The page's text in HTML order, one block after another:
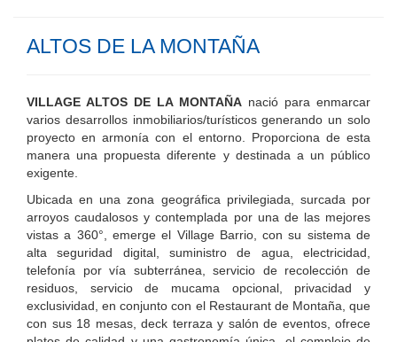
ALTOS DE LA MONTAÑA
VILLAGE ALTOS DE LA MONTAÑA nació para enmarcar
varios desarrollos inmobiliarios/turísticos generando un solo
proyecto en armonía con el entorno. Proporciona de esta
manera una propuesta diferente y destinada a un público
exigente.
Ubicada en una zona geográfica privilegiada, surcada por
arroyos caudalosos y contemplada por una de las mejores
vistas a 360°, emerge el Village Barrio, con su sistema de
alta seguridad digital, suministro de agua, electricidad,
telefonía por vía subterránea, servicio de recolección de
residuos, servicio de mucama opcional, privacidad y
exclusividad, en conjunto con el Restaurant de Montaña, que
con sus 18 mesas, deck terraza y salón de eventos, ofrece